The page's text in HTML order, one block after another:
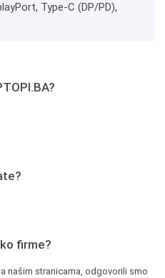
Type-C (DP/PD),
firme?
našim stranicama, odgovorili smo